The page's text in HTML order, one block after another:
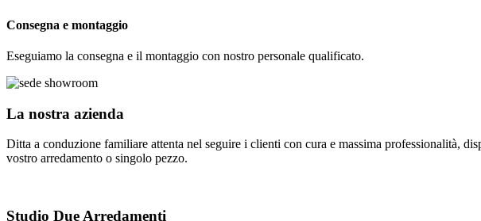
Consegna e montaggio
Eseguiamo la consegna e il montaggio con nostro personale qualificato.
La nostra azienda
Ditta a conduzione familiare attenta nel seguire i clienti con cura e massima professionalità,
vostro arredamento o singolo pezzo.
Studio Due Arredamenti